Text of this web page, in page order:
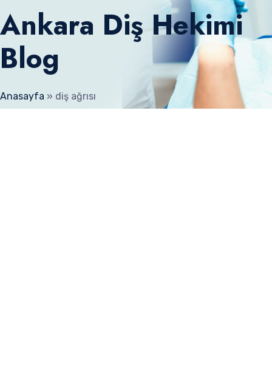
Ankara Diş Hekimi
Blog
Anasayfa » diş ağrısı